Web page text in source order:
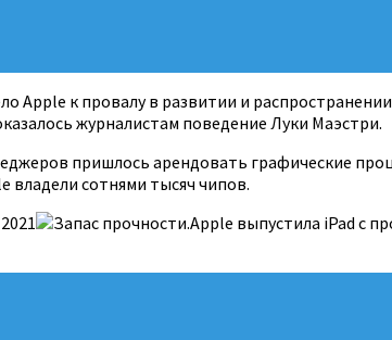
Apple к провалу в развитии и
журналистам поведение Луки Маэстри.
пришлось арендовать графические
владели сотнями тысяч чипов.
Запас прочности.Apple выпустила iPad с